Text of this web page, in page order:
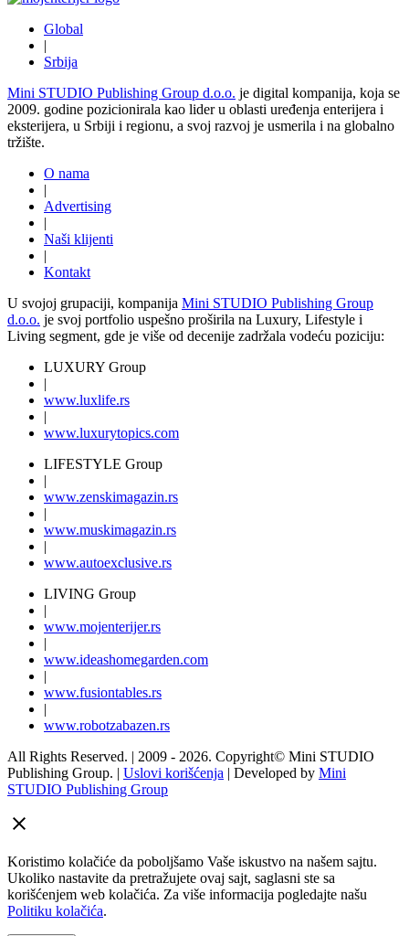
Global
|
Srbija
Mini STUDIO Publishing Group d.o.o. je digital kompanija, koja se
2009. godine pozicionirala kao lider u oblasti uređenja enterijera i
eksterijera, u Srbiji i regionu, a svoj razvoj je usmerila i na globalno
tržište.
O nama
|
Advertising
|
Naši klijenti
|
Kontakt
U svojoj grupaciji, kompanija Mini STUDIO Publishing Group
d.o.o. je svoj portfolio uspešno proširila na Luxury, Lifestyle i
Living segment, gde je više od decenije zadržala vodeću poziciju:
LUXURY Group
|
www.luxlife.rs
|
www.luxurytopics.com
LIFESTYLE Group
|
www.zenskimagazin.rs
|
www.muskimagazin.rs
|
www.autoexclusive.rs
LIVING Group
|
www.mojenterijer.rs
|
www.ideashomegarden.com
|
www.fusiontables.rs
|
www.robotzabazen.rs
All Rights Reserved. | 2009 - 2026. Copyright© Mini STUDIO
Publishing Group. | Uslovi korišćenja | Developed by Mini
STUDIO Publishing Group
Koristimo kolačiće da poboljšamo Vaše iskustvo na našem sajtu.
Ukoliko nastavite da pretražujete ovaj sajt, saglasni ste sa
korišćenjem web kolačića. Za više informacija pogledajte našu
Politiku kolačića.